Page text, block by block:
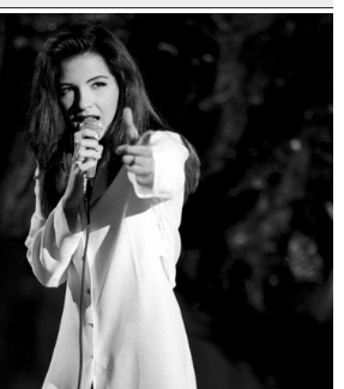
Normand Brathwaite